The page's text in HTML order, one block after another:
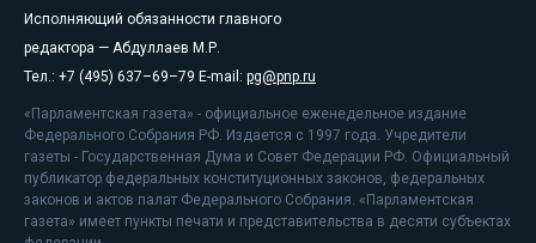
Исполняющий обязанности главного
редактора — Абдуллаев М.Р.
Тел.: +7 (495) 637–69–79 E-mail: pg@pnp.ru
«Парламентская газета» - официальное еженедельное издание
Федерального Собрания РФ. Издается с 1997 года. Учредители
газеты - Государственная Дума и Совет Федерации РФ. Официальный
публикатор федеральных конституционных законов, федеральных
законов и актов палат Федерального Собрания. «Парламентская
газета» имеет пункты печати и представительства в десяти субъектах